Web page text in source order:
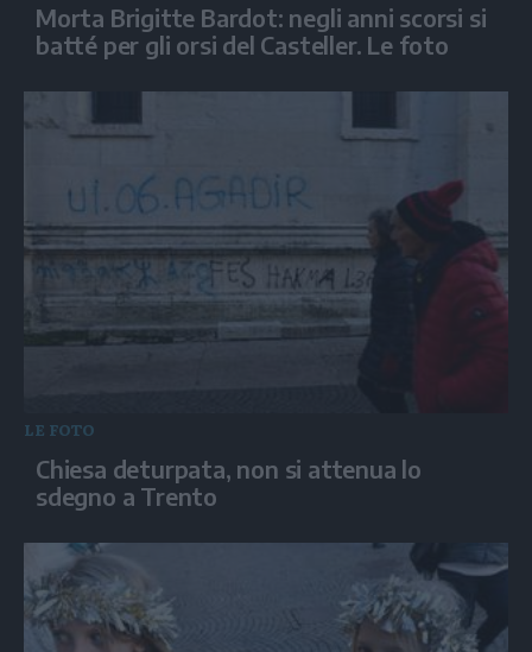
Morta Brigitte Bardot: negli anni scorsi si
batté per gli orsi del Casteller. Le foto
LE FOTO
Chiesa deturpata, non si attenua lo
sdegno a Trento